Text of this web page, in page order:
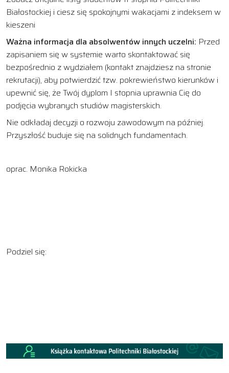
Białostockiej i ciesz się spokojnymi wakacjami z indeksem w
kieszeni
Ważna informacja dla absolwentów innych uczelni: Przed
zapisaniem się w systemie warto skontaktować się
bezpośrednio z wydziałem (kontakt znajdziesz na stronie
rekrutacji), aby potwierdzić tzw. pokrewieństwo kierunków i
upewnić się, że Twój dyplom I stopnia uprawnia Cię do
podjęcia wybranych studiów magisterskich.
Nie odkładaj decyzji o rozwoju zawodowym na później.
Przyszłość buduje się na solidnych fundamentach.
oprac. Monika Rokicka
Podziel się: